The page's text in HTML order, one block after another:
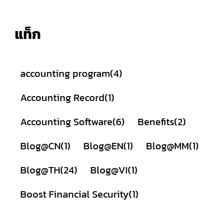
แท็ก
accounting program(4)
Accounting Record(1)
Accounting Software(6) Benefits(2)
Blog@CN(1) Blog@EN(1) Blog@MM(1)
Blog@TH(24) Blog@VI(1)
Boost Financial Security(1)